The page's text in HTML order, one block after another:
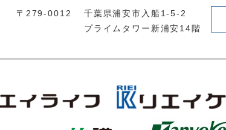
〒279-0012
千葉県浦安市入船1-5-2
プライムタワー新浦安14階